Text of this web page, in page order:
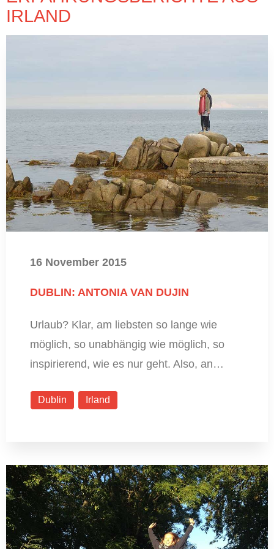
IRLAND
16 November 2015
DUBLIN: ANTONIA VAN DUJIN
Urlaub? Klar, am liebsten so lange wie
möglich, so unabhängig wie möglich, so
inspirierend, wie es nur geht. Also, an…
Dublin Irland